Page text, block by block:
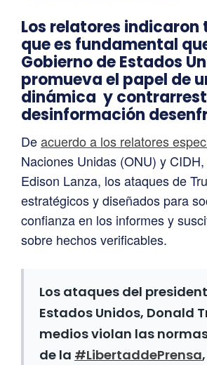
Los relatores indicaron
que es fundamental
Gobierno de Estados
promueva el papel de
dinámica y
desinformación
Deacuerdo a los relatores
Naciones Unidas (ONU) y
Edison Lanza, los ataques de
estratégicos y diseñados para
confianza en los informes y
sobre hechos verificables.
Los ataques del
Estados Unidos, Donald
medios violan las
de la #LibertaddePrensa